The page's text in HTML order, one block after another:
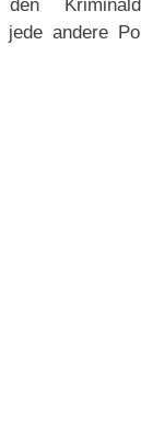
andere